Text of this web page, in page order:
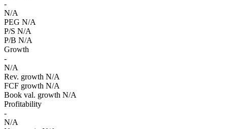
-
N/A
PEG N/A
P/S N/A
P/B N/A
Growth
-
N/A
Rev. growth N/A
FCF growth N/A
Book val. growth N/A
Profitability
-
N/A